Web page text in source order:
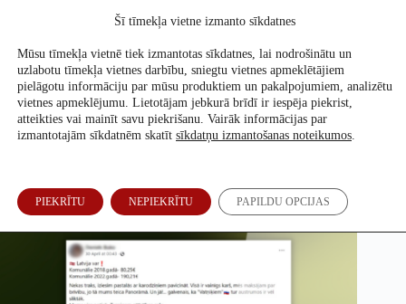
Atbalsti mūs
Rēķini nav salīdzināmi; apgalvojumi par cenu kāpumu
maldinoši
Šī tīmekļa vietne izmanto sīkdatnes
Mūsu tīmekļa vietnē tiek izmantotas sīkdatnes, lai nodrošinātu un
uzlabotu tīmekļa vietnes darbību, sniegtu vietnes apmeklētājiem
pielāgotu informāciju par mūsu produktiem un pakalpojumiem, analizētu
vietnes apmeklējumu. Lietotājam jebkurā brīdī ir iespēja piekrist,
atteikties vai mainīt savu piekrišanu. Vairāk informācijas par
izmantotajām sīkdatnēm skatīt sīkdatņu izmantošanas noteikumos.
PIEKRĪTU NEPIEKRĪTU PAPILDU OPCIJAS